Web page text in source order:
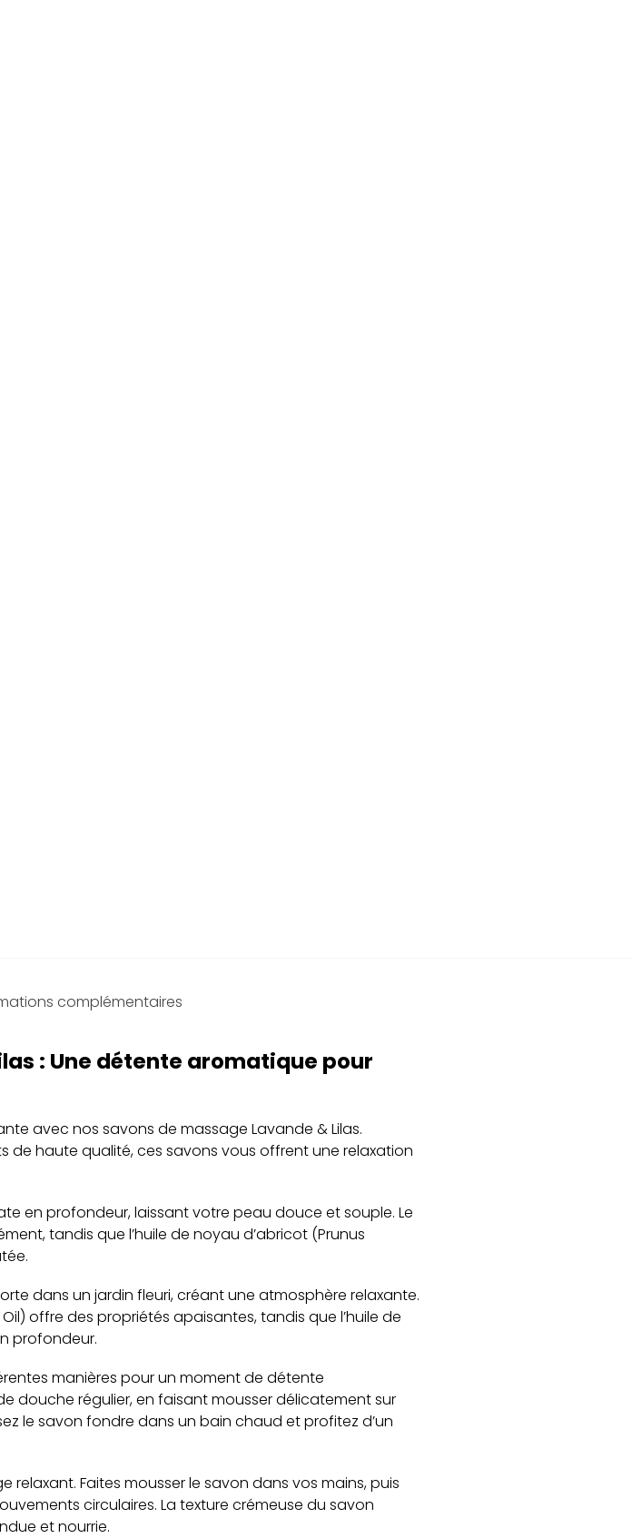
complémentaires
: Une détente aromatique pour
avec nos savons de massage Lavande & Lilas.
de haute qualité, ces savons vous offrent une relaxation
en profondeur, laissant votre peau douce et souple. Le
tandis que l’huile de noyau d’abricot (Prunus
dans un jardin fleuri, créant une atmosphère relaxante.
offre des propriétés apaisantes, tandis que l’huile de
profondeur.
manières pour un moment de détente
douche régulier, en faisant mousser délicatement sur
le savon fondre dans un bain chaud et profitez d’un
Faites mousser le savon dans vos mains, puis
circulaires. La texture crémeuse du savon
et nourrie.